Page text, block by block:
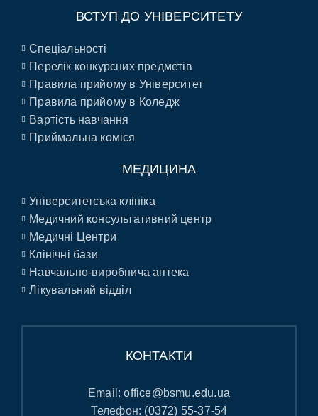
ВСТУП ДО УНІВЕРСИТЕТУ
Спеціальності
Перелік конкурсних предметів
Правила прийому в Університет
Правила прийому в Коледж
Вартість навчання
Приймальна коміся
МЕДИЦИНА
Університетська клініка
Медичний консультативний центр
Медичні Центри
Клінічні бази
Навчально-виробнича аптека
Лікувальний відділ
КОНТАКТИ
Email:office@bsmu.edu.ua
Телефон: (0372) 55-37-54